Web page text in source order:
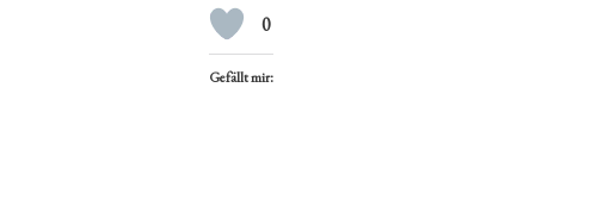
0
Gefällt mir: